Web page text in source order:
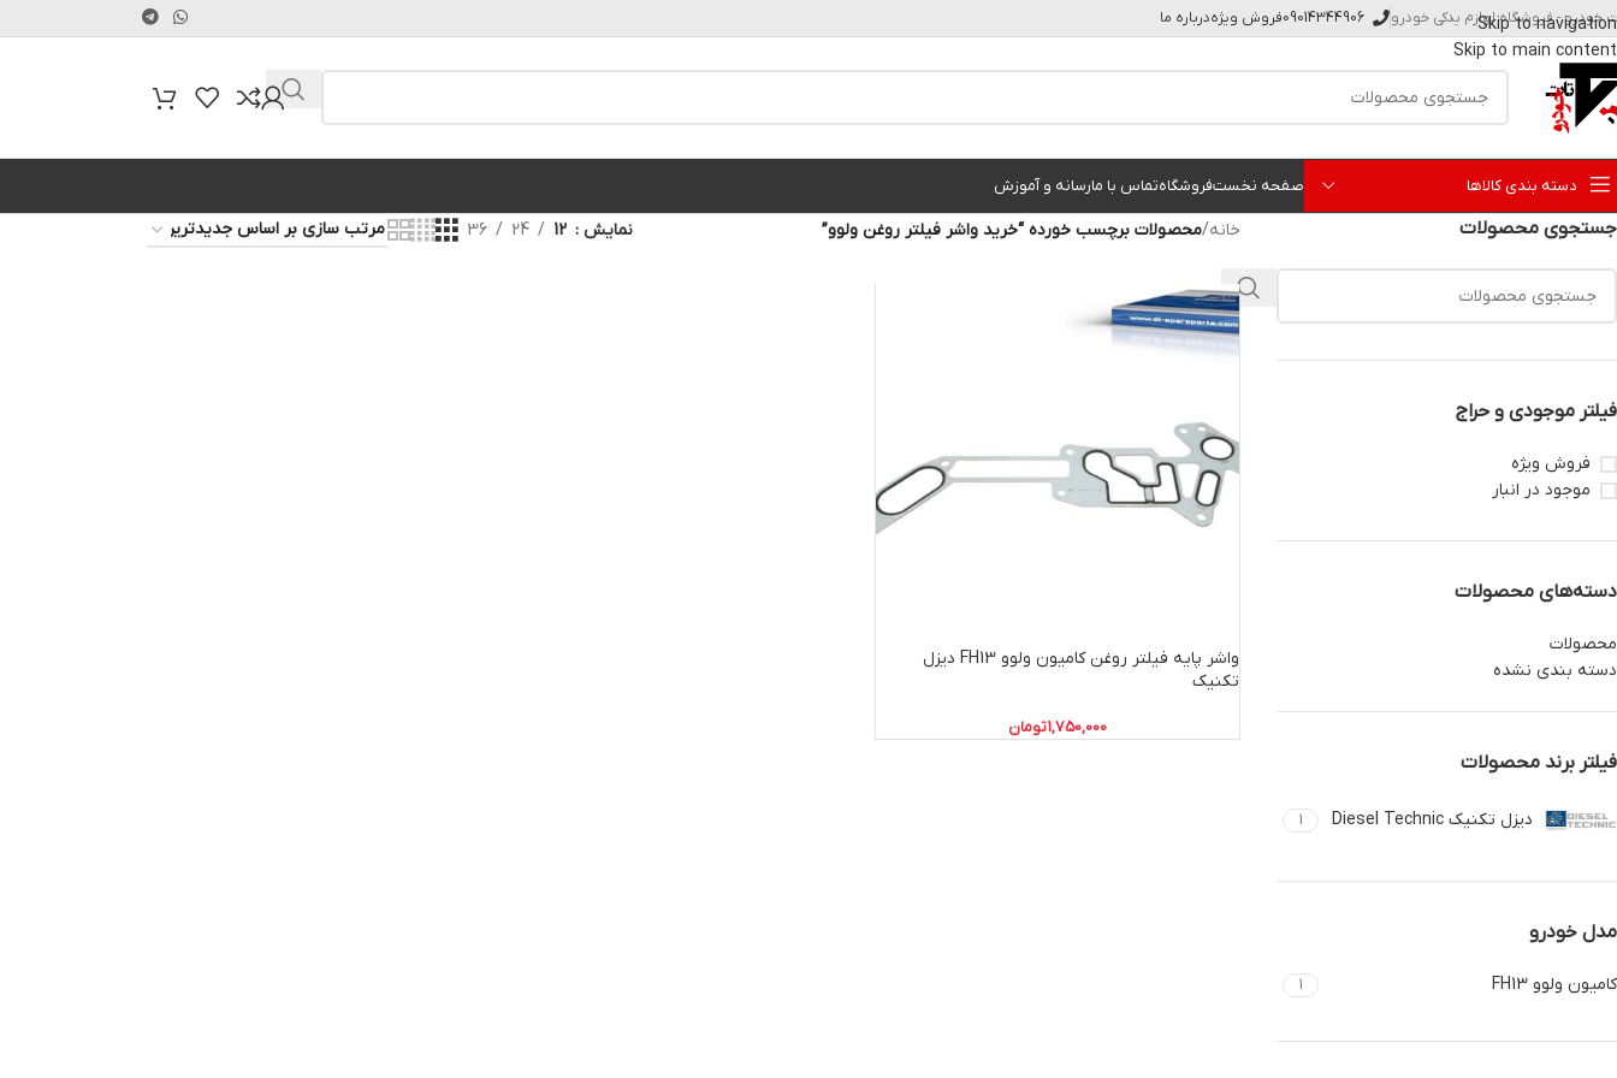
Skip to navigation
Skip to main content
خودرو - فروشگاه لوازم یدکی خودرو 09014344906فروش ویژهدرباره ما
دسته بندی کالاها صفحه نخستفروشگاهتماس با مارسانه و آموزش
جستجوی محصولات
فیلتر موجودی و حراج
فروش ویژه
موجود در انبار
دسته‌های محصولات
محصولات
دسته بندی نشده
فیلتر برند محصولات
دیزل تکنیک Diesel Technic 1
مدل خودرو
کامیون ولوو FH13 1
خانه/محصولات برچسب خورده “خرید واشر فیلتر روغن ولوو” نمایش 12
24
36
واشر پایه فیلتر روغن کامیون ولوو FH13 دیزل
تکنیک
1,750,000تومان